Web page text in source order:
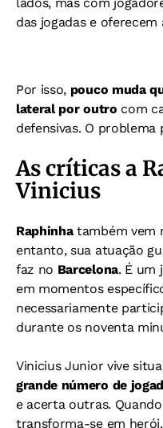
das jogadas e
Por isso, pouco muda
lateral por outro com
defensivas. O
As críticas a
Vinicius
Raphinhatambém vem
entanto, sua atuação
faz no Barcelona. É um
em momentos
necessariamente
durante os noventa
Vinicius Junior vive
grande número de
e acerta outras.
transforma-se em